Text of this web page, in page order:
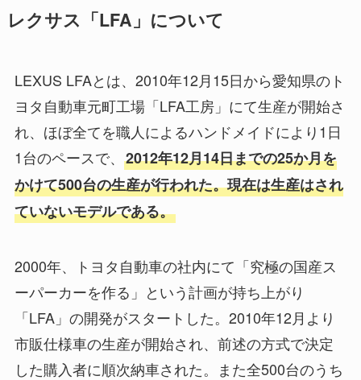
レクサス「LFA」について
LEXUS LFAとは、2010年12月15日から愛知県のト
ヨタ自動車元町工場「LFA工房」にて生産が開始さ
れ、ほぼ全てを職人によるハンドメイドにより1日
1台のペースで、 2012年12月14日までの25か月を
かけて500台の生産が行われた。現在は生産はされ
ていないモデルである。
2000年、トヨタ自動車の社内にて「究極の国産ス
ーパーカーを作る」という計画が持ち上がり
「LFA」の開発がスタートした。2010年12月より
市販仕様車の生産が開始され、前述の方式で決定
した購入者に順次納車された。また全500台のうち